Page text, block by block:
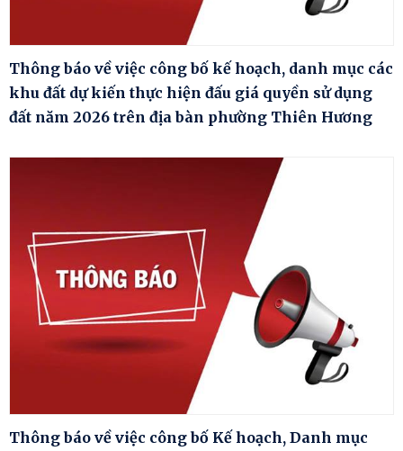
Thông báo về việc công bố kế hoạch, danh mục các
khu đất dự kiến thực hiện đấu giá quyền sử dụng
đất năm 2026 trên địa bàn phường Thiên Hương
Thông báo về việc công bố Kế hoạch, Danh mục